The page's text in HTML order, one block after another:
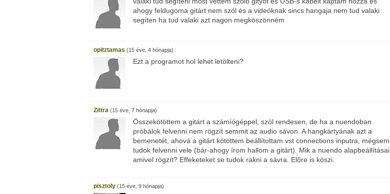
ahogy feldugoma gitárt nem szól és a videóknak sincs hangaja nem tud valaki
segíten ha tud valaki azt nagon megköszönném
opitztamas (15 éve, 4 hónapja)
Ezt a programot hol lehet letölteni?
Zittra (15 éve, 7 hónapja)
Összekötöttem a gitárt a számíógéppel, szól rendesen, de ha a nuendoban
próbálok felvenni nem rögzít semmit az audio sávon. A hangkártyának azt a
bemenetét, ahová a gitárt kötöttem beállítottam vst connections inputra, mégsem
tudok felvenni vele (bár-ahogy írom hallom a gitárt). Mik a nuendo alapbeállításai,
amivel rögzít? Effeketeket se tudok rakni a sávra. Előre is köszi.
pisztoly (15 éve, 9 hónapja)